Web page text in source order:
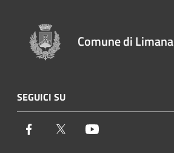
Comune di Limana
SEGUICI SU
Facebook Twitter